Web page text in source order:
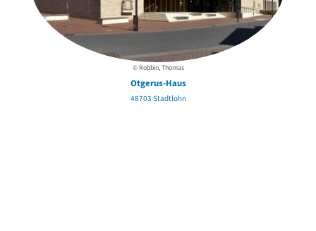
© Robbin, Thomas
Otgerus-Haus
48703 Stadtlohn